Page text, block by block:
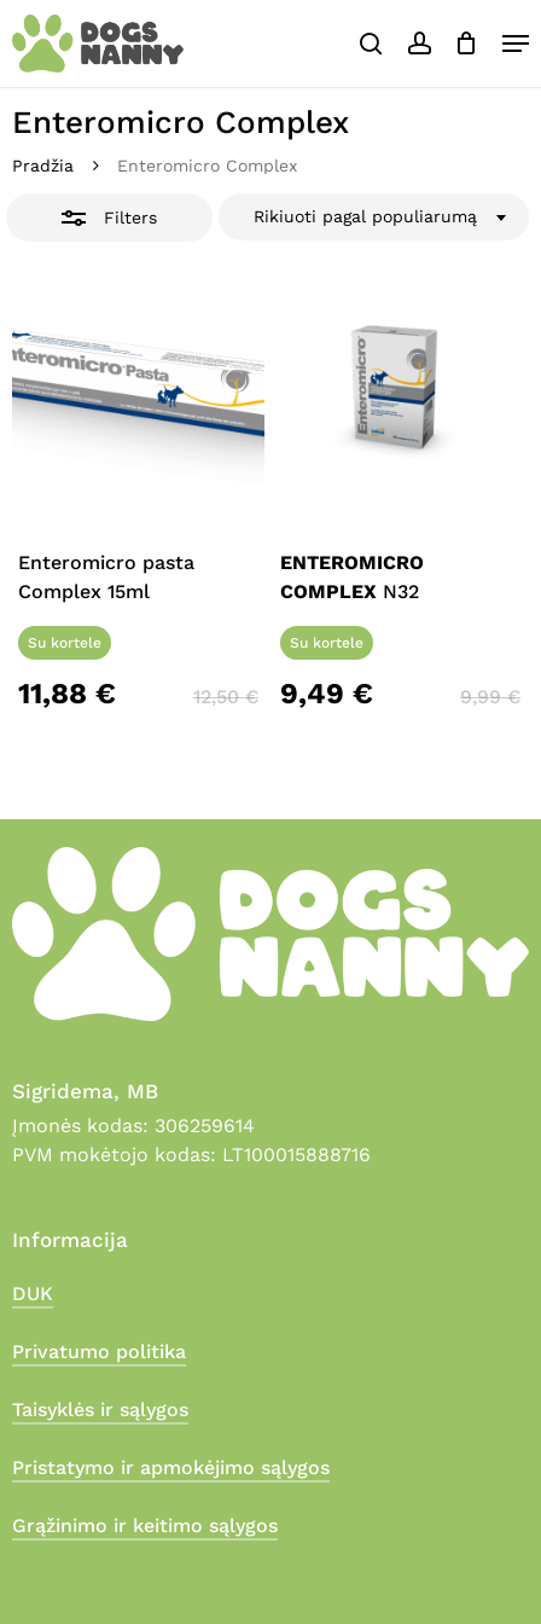
Skip
to
main
searchaccount
Krepšelis
Cart
Eiti Į Parduotuvę
Enteromicro Complex
Pradžia Enteromicro Complex
Filters Rikiuoti pagal populiarumą
Close
Enteromicro pasta
Complex 15ml
Su kortele
11,88 € 12,50€
ENTEROMICRO
COMPLEX N32
Su kortele
9,49€ 9,99€
Sigridema, MB
Įmonės kodas: 306259614
PVM mokėtojo kodas: LT100015888716
Informacija
DUK
Privatumo politika
Taisyklės ir sąlygos
Pristatymo ir apmokėjimo sąlygos
Grąžinimo ir keitimo sąlygos